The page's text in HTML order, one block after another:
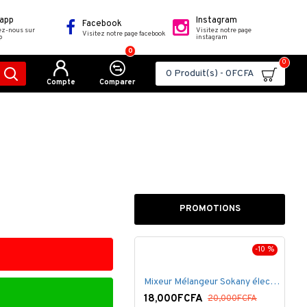
nous sur
Facebook
Visitez notre page facebook
Instagram
Visitez notre page
instagram
Compte Comparer
0
0 Produit(s) - 0FCFA
0
PROMOTIONS
Mixeur Mélangeur Sokany électrique .
-25 %